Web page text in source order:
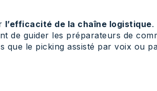
l’efficacité de la chaîne logistique.
de guider les préparateurs de
le picking assisté par voix ou